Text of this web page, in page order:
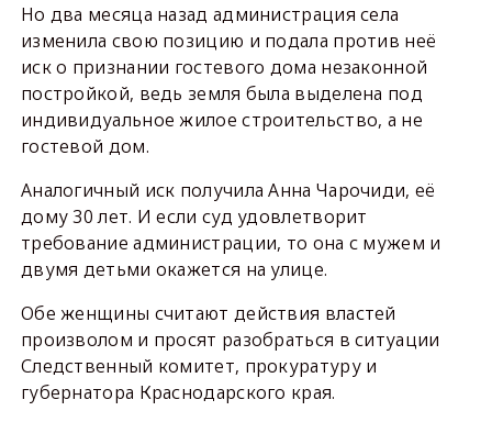
Но два месяца назад администрация села
изменила свою позицию и подала против неё
иск о признании гостевого дома незаконной
постройкой, ведь земля была выделена под
индивидуальное жилое строительство, а не
гостевой дом.
Аналогичный иск получила Анна Чарочиди, её
дому 30 лет. И если суд удовлетворит
требование администрации, то она с мужем и
двумя детьми окажется на улице.
Обе женщины считают действия властей
произволом и просят разобраться в ситуации
Следственный комитет, прокуратуру и
губернатора Краснодарского края.